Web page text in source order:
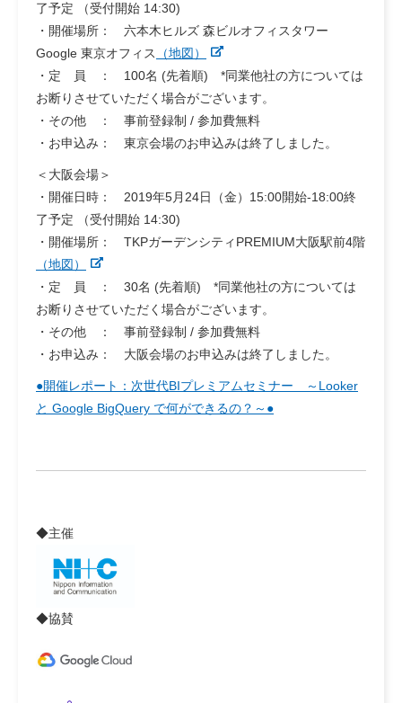
了予定 （受付開始 14:30)
・開催場所： 六本木ヒルズ 森ビルオフィスタワー
Google 東京オフィス
（地図）
・定 員 ： 100名 (先着順) *同業他社の方については
お断りさせていただく場合がございます。
・その他 ： 事前登録制 / 参加費無料
・お申込み： 東京会場のお申込みは終了しました。
＜大阪会場＞
・開催日時： 2019年5月24日（金）15:00開始-18:00終
了予定 （受付開始 14:30)
・開催場所： TKPガーデンシティPREMIUM大阪駅前4階
（地図）
・定 員 ： 30名 (先着順) *同業他社の方については
お断りさせていただく場合がございます。
・その他 ： 事前登録制 / 参加費無料
・お申込み： 大阪会場のお申込みは終了しました。
●開催レポート：次世代BIプレミアムセミナー ～Looker
と Google BigQuery で何ができるの？～●
◆主催
◆協賛